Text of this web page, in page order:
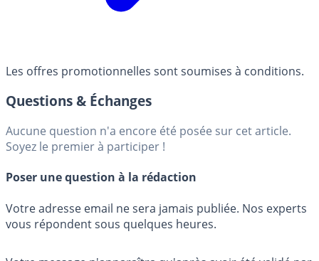
Les offres promotionnelles sont soumises à conditions.
Questions & Échanges
Aucune question n'a encore été posée sur cet article.
Soyez le premier à participer !
Poser une question à la rédaction
Votre adresse email ne sera jamais publiée. Nos experts
vous répondent sous quelques heures.